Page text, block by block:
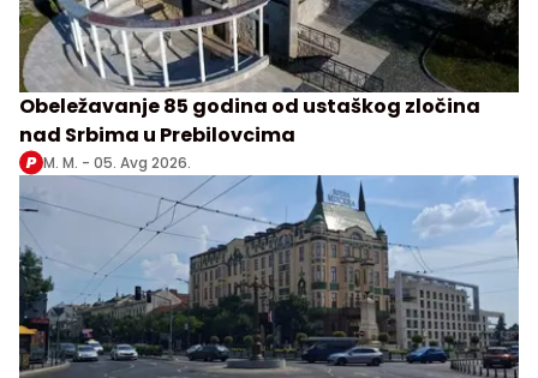
Obeležavanje 85 godina od ustaškog zločina
nad Srbima u Prebilovcima
M. M. - 05. Avg 2026.